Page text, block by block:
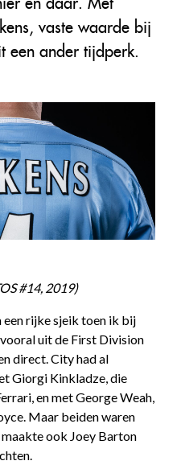
vaste waarde bij
een ander tijdperk.
#14, 2019)
een rijke sjeik toen ik bij
uit de First Division
direct. City had al
Giorgi Kinkladze, die
en met George Weah,
Maar beiden waren
ook Joey Barton